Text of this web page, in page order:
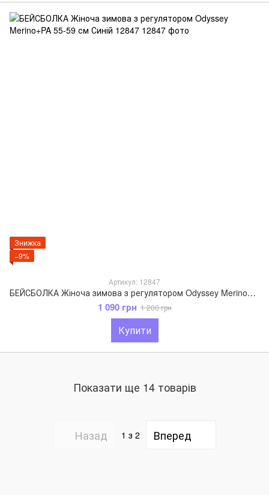
Знижка
−9%
Артикул: 12847
БЕЙСБОЛКА Жіноча зимова з регулятором Odyssey Merino+PA 55-59 см Синій 12847
1 090 грн 1 200 грн
Купити
Показати ще 14 товарів
Назад 1 з 2 Вперед